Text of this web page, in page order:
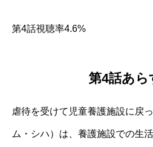
第4話視聴率4.6%
第4話あら
虐待を受けて児童養護施設に戻
ム・シハ）は、養護施設での生